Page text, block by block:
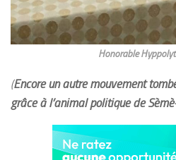
Honorable
(Encore un autre mouvement
grâce à l’animal politique de